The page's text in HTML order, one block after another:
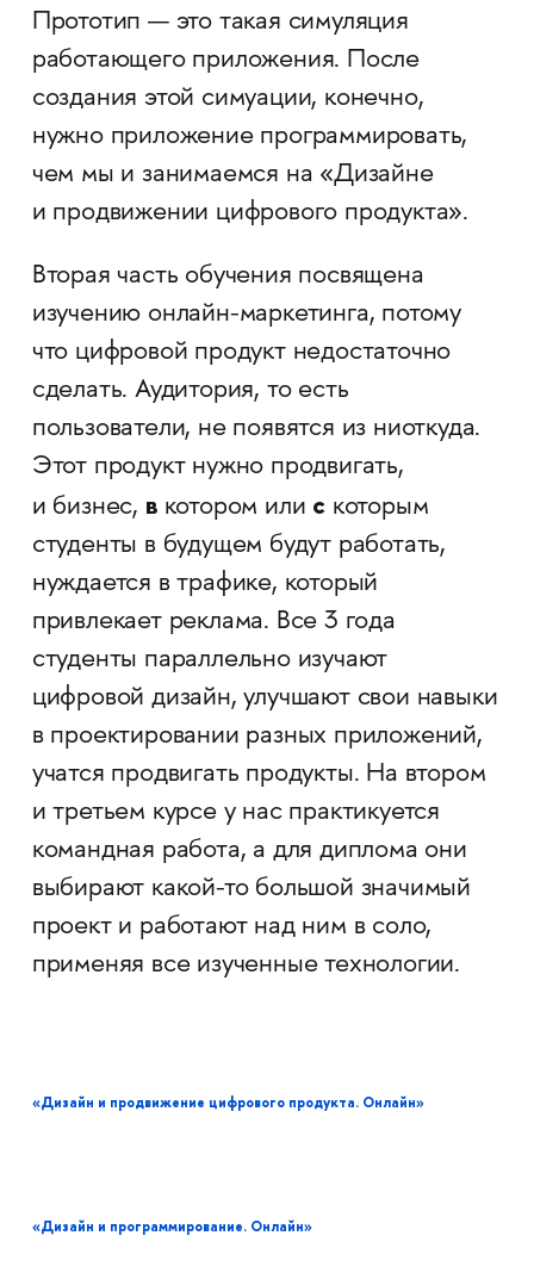
Прототип — это такая симуляция
работающего приложения. После
создания этой симуации, конечно,
нужно приложение программировать,
чем мы и занимаемся на «Дизайне
и продвижении цифрового продукта».
Вторая часть обучения посвящена
изучению онлайн-маркетинга, потому
что цифровой продукт недостаточно
сделать. Аудитория, то есть
пользователи, не появятся из ниоткуда.
Этот продукт нужно продвигать,
и бизнес, в котором или скоторым
студенты в будущем будут работать,
нуждается в трафике, который
привлекает реклама. Все 3 года
студенты параллельно изучают
цифровой дизайн, улучшают свои навыки
в проектировании разных приложений,
учатся продвигать продукты. На втором
и третьем курсе у нас практикуется
командная работа, а для диплома они
выбирают какой-то большой значимый
проект и работают над ним в соло,
применяя все изученные технологии.
«Дизайн и продвижение цифрового продукта. Онлайн»
«Дизайн и программирование. Онлайн»